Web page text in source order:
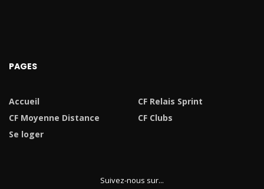
PAGES
Accueil
CF Relais Sprint
CF Moyenne Distance
CF Clubs
Se loger
Suivez-nous sur...